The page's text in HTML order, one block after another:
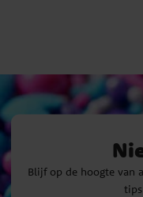
Blijf op de hoogte van